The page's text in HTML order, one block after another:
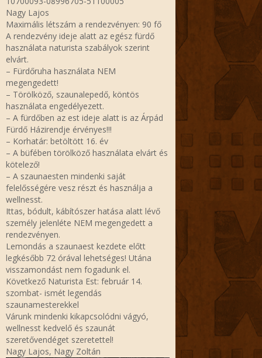
Nagy Lajos
Maximális létszám a rendezvényen: 90 fő
A rendezvény ideje alatt az egész fürdő
használata naturista szabályok szerint
elvárt.
– Fürdőruha használata NEM
megengedett!
– Törölköző, szaunalepedő, köntös
használata engedélyezett.
– A fürdőben az est ideje alatt is az Árpád
Fürdő Házirendje érvényes!!!
– Korhatár: betöltött 16. év
– A büfében törölköző használata elvárt és
kötelező!
– A szaunaesten mindenki saját
felelősségére vesz részt és használja a
wellnesst.
Ittas, bódult, kábítószer hatása alatt lévő
személy jelenléte NEM megengedett a
rendezvényen.
Lemondás a szaunaest kezdete előtt
legkésőbb 72 órával lehetséges! Utána
visszamondást nem fogadunk el.
Következő Naturista Est: február 14.
szombat- ismét legendás
szaunamesterekkel
Várunk mindenki kikapcsolódni vágyó,
wellnesst kedvelő és szaunát
szeretővendéget szeretettel!
Nagy Lajos, Nagy Zoltán